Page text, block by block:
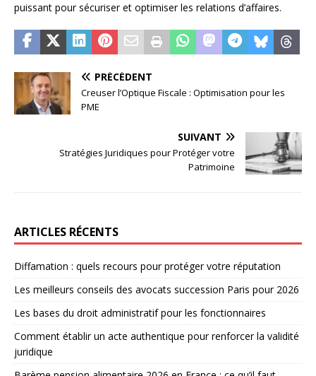
puissant pour sécuriser et optimiser les relations d’affaires.
PRÉCÉDENT
Creuser l’Optique Fiscale : Optimisation pour les
PME
SUIVANT
Stratégies Juridiques pour Protéger votre
Patrimoine
ARTICLES RÉCENTS
Diffamation : quels recours pour protéger votre réputation
Les meilleurs conseils des avocats succession Paris pour 2026
Les bases du droit administratif pour les fonctionnaires
Comment établir un acte authentique pour renforcer la validité
juridique